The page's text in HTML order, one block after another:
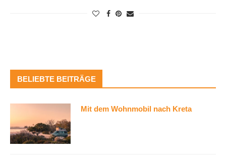
BELIEBTE BEITRÄGE
Mit dem Wohnmobil nach Kreta